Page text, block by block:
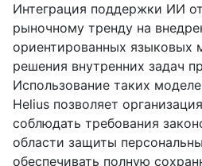
Интеграция поддержки ИИ
рыночному тренду на
ориентированных языковых
решения внутренних задач
Использование таких
Helius позволяет
соблюдать требования
области защиты
обеспечивать полную